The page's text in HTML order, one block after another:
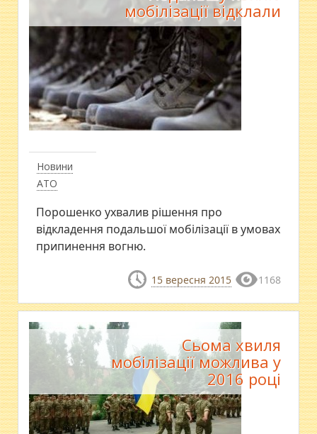
Новини
АТО
мобілізації відклали
Порошенко ухвалив рішення про
відкладення подальшої мобілізації в умовах
припинення вогню.
15 вересня 2015 1168
Сьома хвиля
мобілізації можлива у
2016 році